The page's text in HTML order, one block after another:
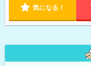
気になる！